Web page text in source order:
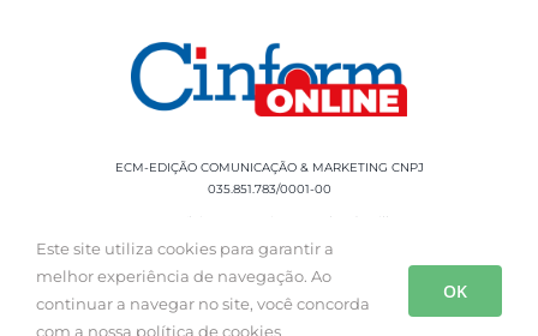
ECM-EDIÇÃO COMUNICAÇÃO & MARKETING CNPJ
035.851.783/0001-00
Rua Sílvio Cesar Leite, 90 Salgado Filho -
Aracaju, SE, CEP: 49020-060 Fone: +55 79
Este site utiliza cookies para garantir a
melhor experiência de navegação. Ao
continuar a navegar no site, você concorda
com a nossa política de cookies
OK